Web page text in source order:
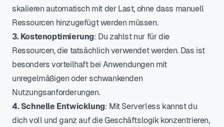
skalieren automatisch mit der Last, ohne dass manuell
Ressourcen hinzugefügt werden müssen.
3. Kostenoptimierung: Du zahlst nur für die
Ressourcen, die tatsächlich verwendet werden. Das ist
besonders vorteilhaft bei Anwendungen mit
unregelmäßigen oder schwankenden
Nutzungsanforderungen.
4. Schnelle Entwicklung: Mit Serverless kannst du
dich voll und ganz auf die Geschäftslogik konzentrieren,